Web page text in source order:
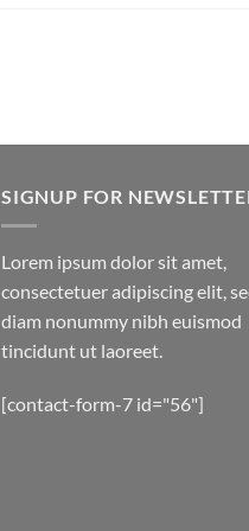
SIGNUP FOR
Lorem ipsum dolor sit amet,
consectetuer adipiscing elit,
diam nonummy nibh euismod
tincidunt ut laoreet.
[contact-form-7 id="56"]